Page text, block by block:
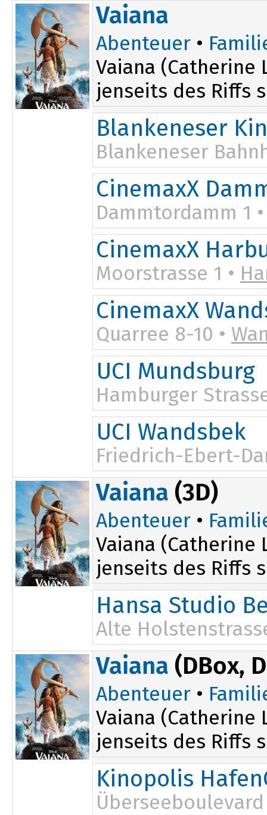
Vaiana
Abenteuer •
Vaiana
jenseits des Riffs
Blankeneser
Blankeneser
CinemaxX
Dammtordamm 1
CinemaxX
Moorstrasse 1 •
CinemaxX
Quarree 8-10 •
UCI Mundsburg
Hamburger
UCI Wandsbek
Friedrich-Ebert-
Vaiana (3D)
Abenteuer •
Vaiana
jenseits des Riffs
Hansa Studio
Alte
Vaiana (DBox,
Abenteuer •
Vaiana
jenseits des Riffs
Kinopolis
Überseeboulevard